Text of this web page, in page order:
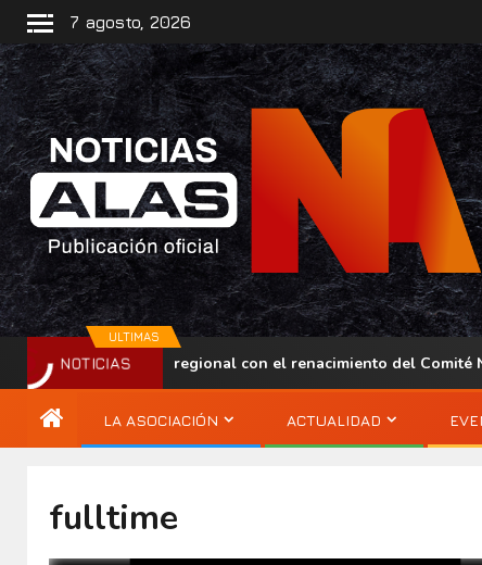
7 agosto, 2026
ULTIMAS
NOTICIAS
su presencia regional con el renacimiento del Comité
LA ASOCIACIÓN ACTUALIDAD
fulltime